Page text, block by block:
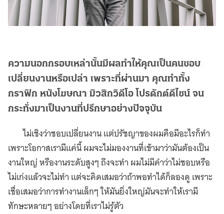
ความนอกกรอบเหล่านั้นมีผลทำให้คุณเป็นคนชอบ
เปลี่ยนงานหรือเปล่า เพราะที่ผ่านมา คุณทำทั้ง
กราฟิก หนังโฆษณา มิวสิกวิดีโอ โปรดักต์ดีไซน์ จน
กระทั่งมาเป็นงานที่ปรึกษาอย่างปัจจุบัน
ไม่เชิงว่าชอบเปลี่ยนงาน แต่ปรัชญาของผมคือมีอะไรก็ทำ
เพราะโอกาสเรามีแค่นี้ ผมจะไม่มองงานที่เข้ามาว่ามันต้องเป็น
งานใหญ่ หรืองานระดับสูงๆ ถึงจะทำ ผมไม่มีคำว่าไม่ชอบหรือ
ไม่เก่งแล้วจะไม่ทำ แต่จะคิดเสมอว่าถ้าพอทำได้ก็ลองดู เพราะ
เชื่อเสมอว่าการทำงานเล็กๆ ให้มันยิ่งใหญ่มันจะทำให้เรามี
ทักษะหลายๆ อย่างโดยที่เราไม่รู้ตัว